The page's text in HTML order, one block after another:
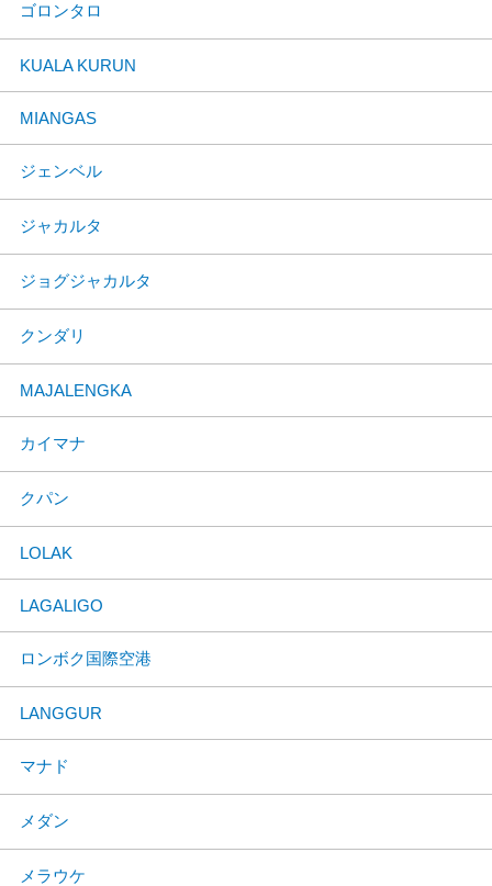
ゴロンタロ
KUALA KURUN
MIANGAS
ジェンベル
ジャカルタ
ジョグジャカルタ
クンダリ
MAJALENGKA
カイマナ
クパン
LOLAK
LAGALIGO
ロンボク国際空港
LANGGUR
マナド
メダン
メラウケ